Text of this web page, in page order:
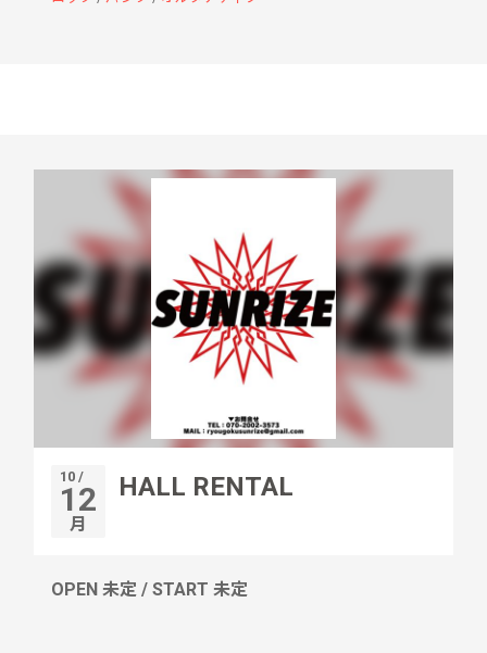
10 /
12
月
HALL RENTAL
OPEN 未定 / START 未定